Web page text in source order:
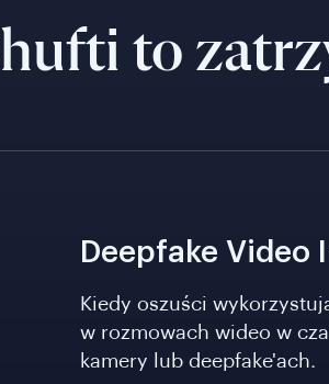
to
Deepfake Video
Kiedy oszuści
w rozmowach wideo w
kamery lub deepfake'ach.